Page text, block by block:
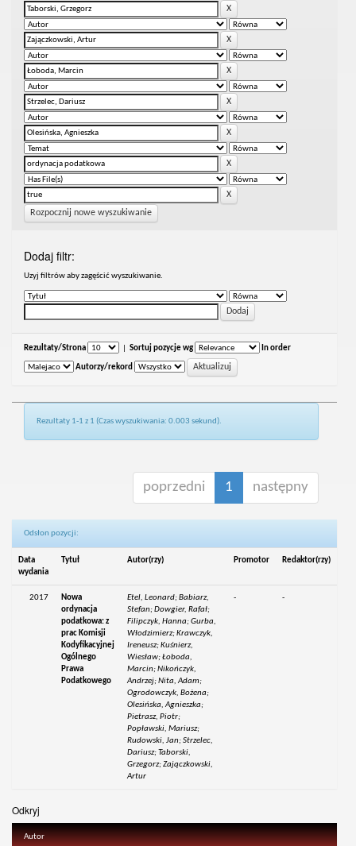
Rozpocznij nowe wyszukiwanie
Dodaj filtr:
Uzyj filtrów aby zagęścić wyszukiwanie.
Rezultaty/Strona Sortuj pozycje wg In order
Autorzy/rekord
Rezultaty 1-1 z 1 (Czas wyszukiwania: 0.003 sekund).
poprzedni 1 następny
Odsłon pozycji:
Data
wydania
Tytuł Autor(rzy) Promotor Redaktor(rzy)
2017
Nowa
ordynacja
podatkowa: z
prac Komisji
Kodyfikacyjnej
Ogólnego
Prawa
Podatkowego
Etel, Leonard; Babiarz,
Stefan; Dowgier, Rafał;
Filipczyk, Hanna; Gurba,
Włodzimierz; Krawczyk,
Ireneusz; Kuśnierz,
Wiesław; Łoboda,
Marcin; Nikończyk,
Andrzej; Nita, Adam;
Ogrodowczyk, Bożena;
Olesińska, Agnieszka;
Pietrasz, Piotr;
Popławski, Mariusz;
Rudowski, Jan; Strzelec,
Dariusz; Taborski,
Grzegorz; Zajączkowski,
Artur
- -
Odkryj
Autor